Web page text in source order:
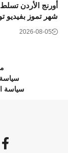
أورنج الأردن
شهر تموز بفيديو
2026-08-05
سياسة